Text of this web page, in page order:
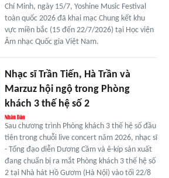
Chí Minh, ngày 15/7, Yoshine Music Festival
toàn quốc 2026 đã khai mạc Chung kết khu
vực miền bắc (15 đến 22/7/2026) tại Học viện
Âm nhạc Quốc gia Việt Nam.
Nhạc sĩ Trần Tiến, Hà Trần và
Marzuz hội ngộ trong Phòng
khách 3 thế hệ số 2
Sau chương trình Phòng khách 3 thế hệ số đầu
tiên trong chuỗi live concert năm 2026, nhạc sĩ
- Tổng đạo diễn Dương Cầm và ê-kíp sản xuất
đang chuẩn bị ra mắt Phòng khách 3 thế hệ số
2 tại Nhà hát Hồ Gươm (Hà Nội) vào tối 22/8